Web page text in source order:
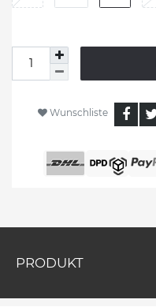
Wunschliste
PRODUKT